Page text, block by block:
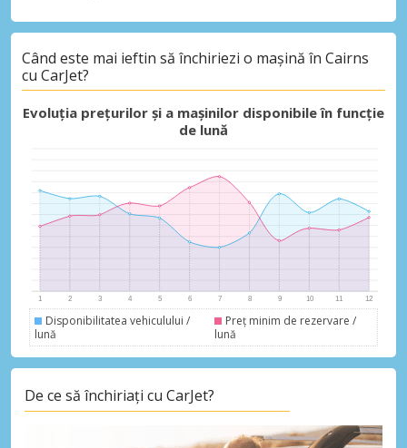
Când este mai ieftin să închiriezi o mașină în Cairns
cu CarJet?
Evoluția prețurilor și a mașinilor disponibile în funcție
de lună
Disponibilitatea vehiculului /
lună
Preț minim de rezervare /
lună
De ce să închiriați cu CarJet?
Economii de top
Accesați ofertele exclusive ale
furnizorilor noștri
Autentificare cu eLink